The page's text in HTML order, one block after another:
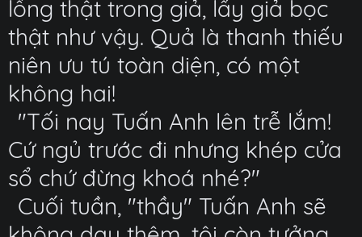
lồng thật trong giả, lấy giả bọc
thật như vậy. Quả là thanh thiếu
niên ưu tú toàn diện, có một
không hai!
"Tối nay Tuấn Anh lên trễ lắm!
Cứ ngủ trước đi nhưng khép cửa
sổ chứ đừng khoá nhé?"
Cuối tuần, "thầy" Tuấn Anh sẽ